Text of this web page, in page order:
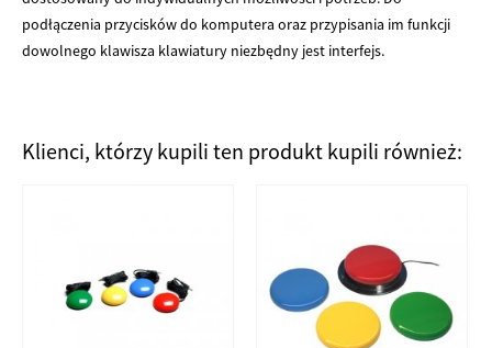
podłączenia przycisków do komputera oraz przypisania im funkcji
dowolnego klawisza klawiatury niezbędny jest interfejs.
Klienci, którzy kupili ten produkt kupili również: